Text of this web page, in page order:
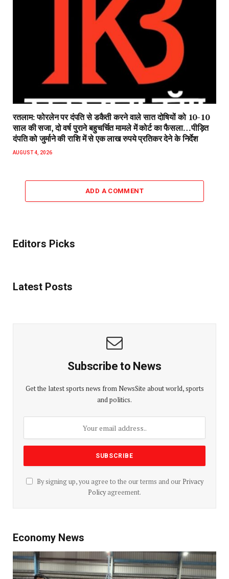
रतलाम: फोरलेन पर दंपति से डकैती करने वाले सात दोषियों को 10-10
साल की सजा, दो वर्ष पुराने बहुचर्चित मामले में कोर्ट का फैसला…पीड़ित
दंपति को जुर्माने की राशि में से एक लाख रुपये प्रतिकर देने के निर्देश
AUGUST 4, 2026
ADD A COMMENT
Editors Picks
Latest Posts
Subscribe to News
Get the latest sports news from NewsSite about world, sports
and politics.
By signing up, you agree to the our terms and our Privacy
Policyagreement.
Economy News